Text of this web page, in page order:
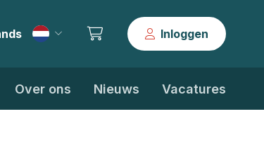
Inloggen
Over ons Nieuws Vacatures